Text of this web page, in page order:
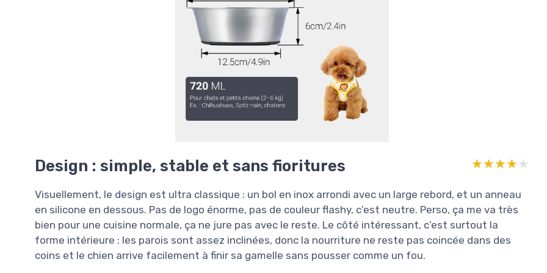
Design : simple, stable et sans fioritures ★★★★★
★★★★★
Visuellement, le design est ultra classique : un bol en inox arrondi avec un large rebord, et un anneau
en silicone en dessous. Pas de logo énorme, pas de couleur flashy, c’est neutre. Perso, ça me va très
bien pour une cuisine normale, ça ne jure pas avec le reste. Le côté intéressant, c’est surtout la
forme intérieure : les parois sont assez inclinées, donc la nourriture ne reste pas coincée dans des
coins et le chien arrive facilement à finir sa gamelle sans pousser comme un fou.